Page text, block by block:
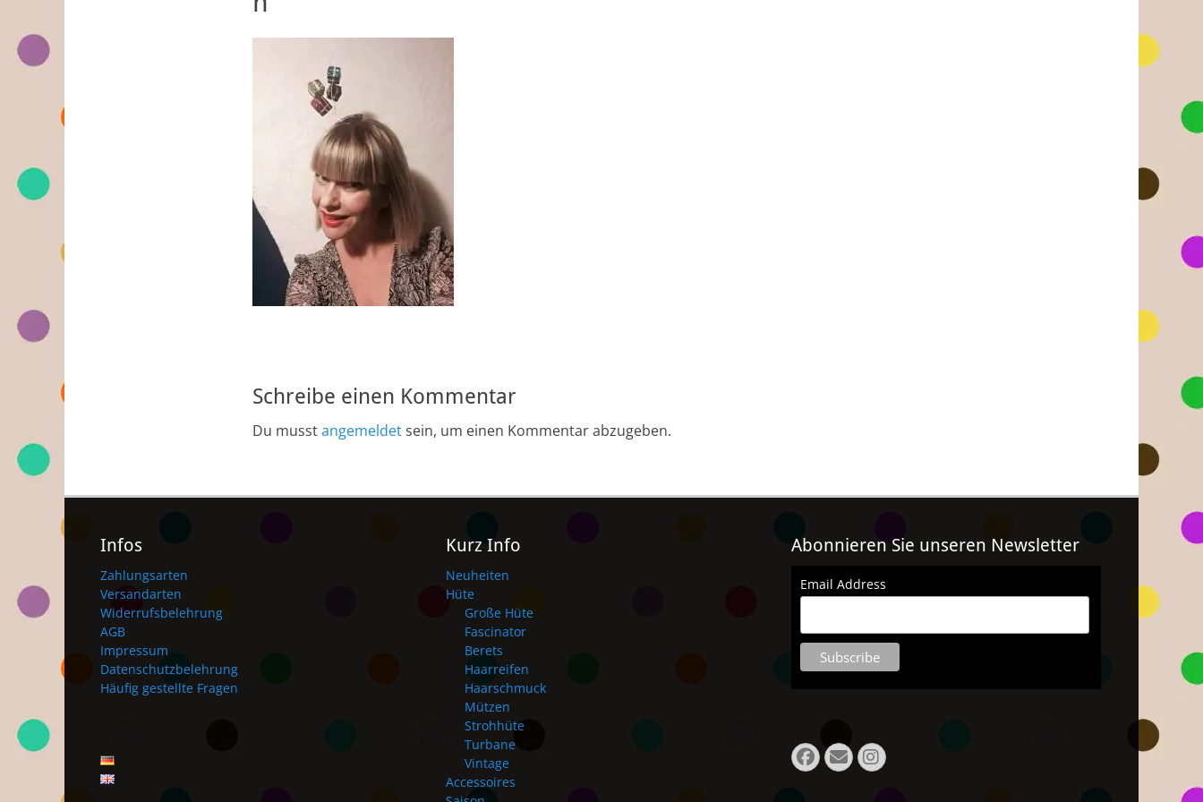
Schreibe einen Kommentar
Du musstangemeldetsein, um einen Kommentar abzugeben.
Infos
Zahlungsarten
Versandarten
Widerrufsbelehrung
AGB
Impressum
Datenschutzbelehrung
Häufig gestellte Fragen
Kurz Info
Neuheiten
Hüte
Große Hüte
Fascinator
Berets
Haarreifen
Haarschmuck
Mützen
Strohhüte
Turbane
Vintage
Accessoires
Abonnieren Sie unseren Newsletter
Email Address
Facebook
E-
Mail
Instagram